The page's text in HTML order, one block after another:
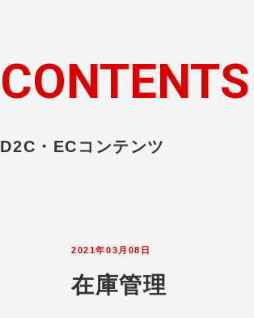
CONTENTS
D2C・ECコンテンツ
2021年03月08日
在庫管理